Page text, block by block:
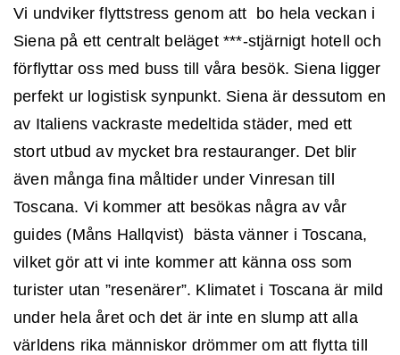
Vi undviker flyttstress genom att bo hela veckan i
Siena på ett centralt beläget ***-stjärnigt hotell och
förflyttar oss med buss till våra besök. Siena ligger
perfekt ur logistisk synpunkt. Siena är dessutom en
av Italiens vackraste medeltida städer, med ett
stort utbud av mycket bra restauranger. Det blir
även många fina måltider under Vinresan till
Toscana. Vi kommer att besökas några av vår
guides (Måns Hallqvist) bästa vänner i Toscana,
vilket gör att vi inte kommer att känna oss som
turister utan ”resenärer”. Klimatet i Toscana är mild
under hela året och det är inte en slump att alla
världens rika människor drömmer om att flytta till
INLOGGNING
Glömt lösenordet